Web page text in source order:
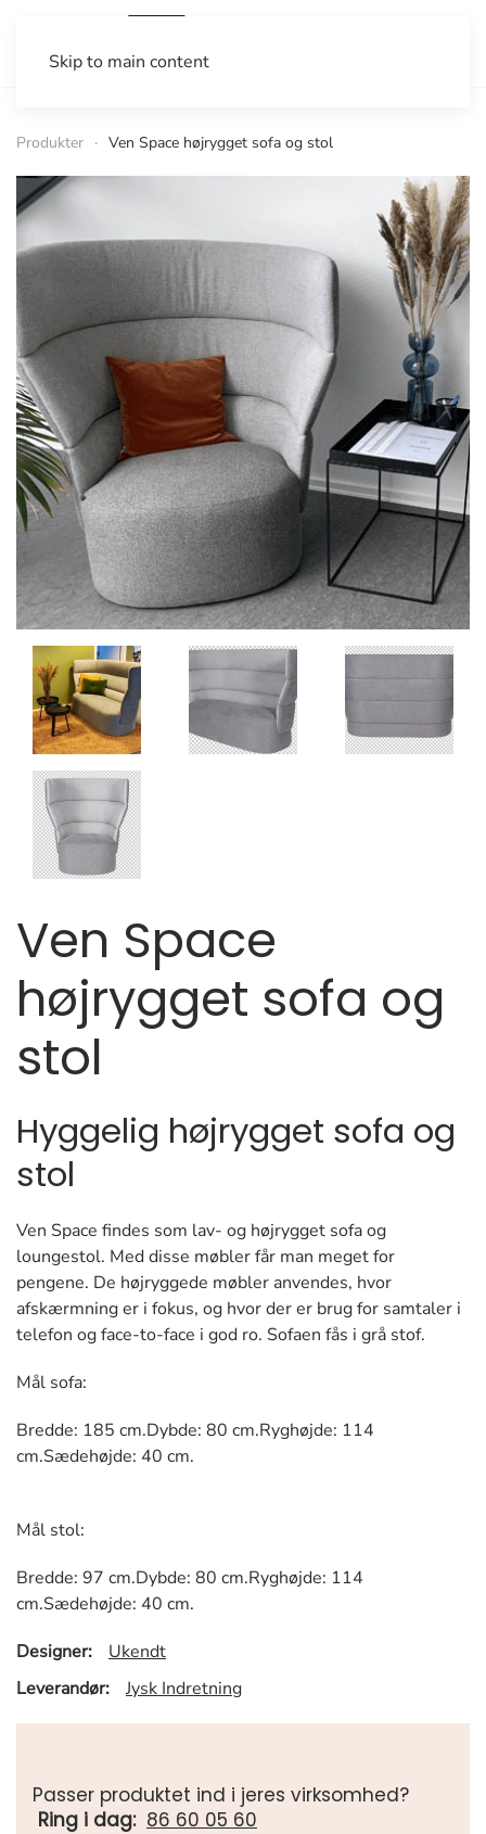
Skip to main content
Produkter Ven Space højrygget sofa og stol
Ven Space
højrygget sofa og
stol
Hyggelig højrygget sofa og
stol
Ven Space findes som lav- og højrygget sofa og
loungestol. Med disse møbler får man meget for
pengene. De højryggede møbler anvendes, hvor
afskærmning er i fokus, og hvor der er brug for samtaler i
telefon og face-to-face i god ro. Sofaen fås i grå stof.
Mål sofa:
Bredde: 185 cm.Dybde: 80 cm.Ryghøjde: 114
cm.Sædehøjde: 40 cm.
Mål stol:
Bredde: 97 cm.Dybde: 80 cm.Ryghøjde: 114
cm.Sædehøjde: 40 cm.
Designer:
Ukendt
Leverandør:
Jysk Indretning
Passer produktet ind i jeres virksomhed?
Ring i dag: 86 60 05 60